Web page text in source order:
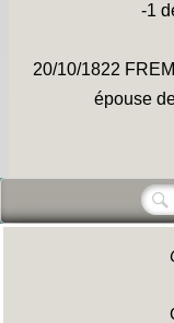
Petit survol du
Gîtes de
Album photos -
-1
20/10/1822
épouse